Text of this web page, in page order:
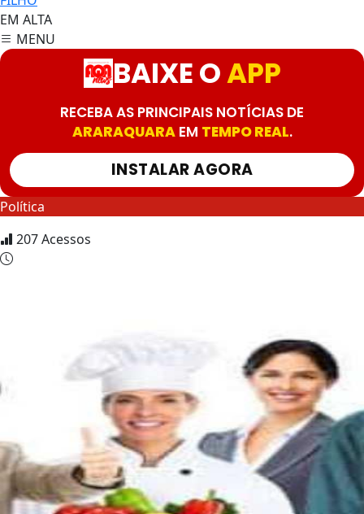
EM ALTA
MENU
BAIXE OAPP
RECEBA AS PRINCIPAIS NOTÍCIAS DE
ARARAQUARAEM TEMPO REAL.
INSTALAR AGORA
Política
207Acessos